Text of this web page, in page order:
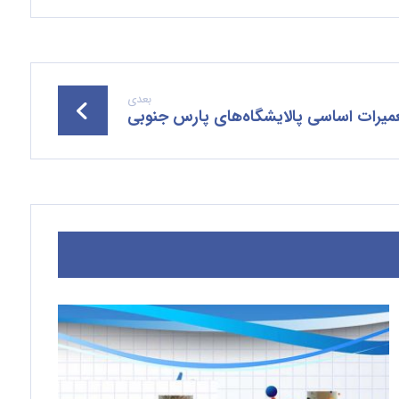
بعدی
اساسی پالایشگاه‌های پارس جنوبی